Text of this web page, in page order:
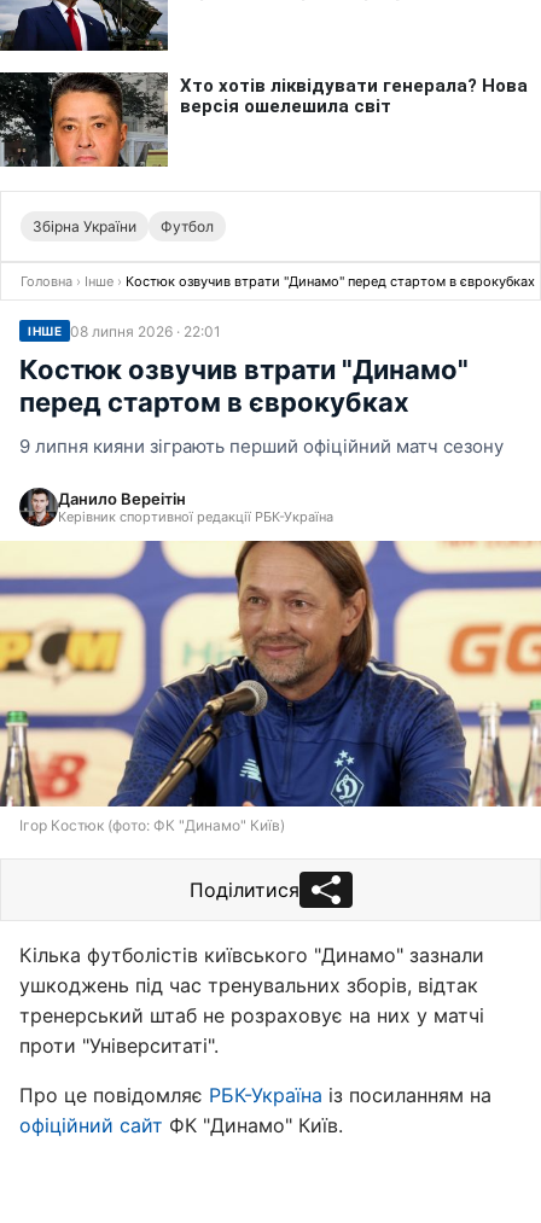
Збірна України Футбол
Головна › Інше › Костюк озвучив втрати "Динамо" перед стартом в єврокубках
ІНШЕ 08 липня 2026 · 22:01
Костюк озвучив втрати "Динамо"
перед стартом в єврокубках
9 липня кияни зіграють перший офіційний матч сезону
Данило Вереітін
Керівник спортивної редакції РБК-Україна
Ігор Костюк (фото: ФК "Динамо" Київ)
Поділитися
Кілька футболістів київського "Динамо" зазнали
ушкоджень під час тренувальних зборів, відтак
тренерський штаб не розраховує на них у матчі
проти "Університаті".
Про це повідомляє РБК-Україна із посиланням на
офіційний сайт ФК "Динамо" Київ.